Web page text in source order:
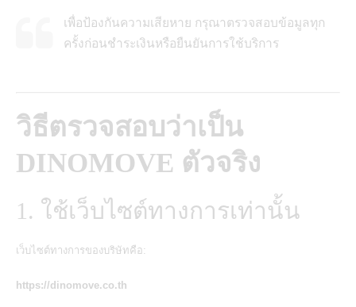
เพื่อป้องกันความเสียหาย กรุณาตรวจสอบข้อมูลทุก
ครั้งก่อนชำระเงินหรือยืนยันการใช้บริการ
วิธีตรวจสอบว่าเป็น
DINOMOVE ตัวจริง
1. ใช้เว็บไซต์ทางการเท่านั้น
เว็บไซต์ทางการของบริษัทคือ:
https://dinomove.co.th